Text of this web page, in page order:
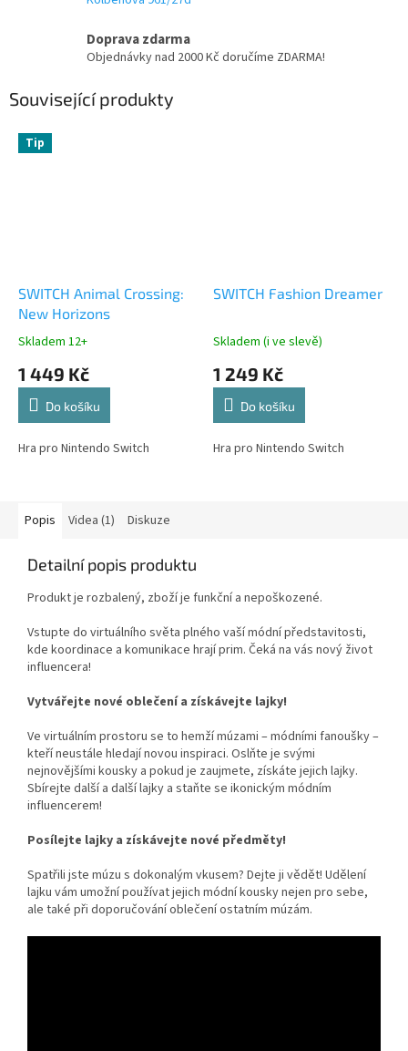
Doprava zdarma
Objednávky nad 2000 Kč doručíme ZDARMA!
Související produkty
Tip
SWITCH Animal Crossing:
New Horizons
Skladem 12+
1 449 Kč
Do košíku
Hra pro Nintendo Switch
SWITCH Fashion Dreamer
Skladem (i ve slevě)
1 249 Kč
Do košíku
Hra pro Nintendo Switch
Popis Videa (1) Diskuze
Detailní popis produktu
Produkt je rozbalený, zboží je funkční a nepoškozené.
Vstupte do virtuálního světa plného vaší módní představitosti,
kde koordinace a komunikace hrají prim. Čeká na vás nový život
influencera!
Vytvářejte nové oblečení a získávejte lajky!
Ve virtuálním prostoru se to hemží múzami – módními fanoušky –
kteří neustále hledají novou inspiraci. Oslňte je svými
nejnovějšími kousky a pokud je zaujmete, získáte jejich lajky.
Sbírejte další a další lajky a staňte se ikonickým módním
influencerem!
Posílejte lajky a získávejte nové předměty!
Spatřili jste múzu s dokonalým vkusem? Dejte ji vědět! Udělení
lajku vám umožní používat jejich módní kousky nejen pro sebe,
ale také při doporučování oblečení ostatním múzám.